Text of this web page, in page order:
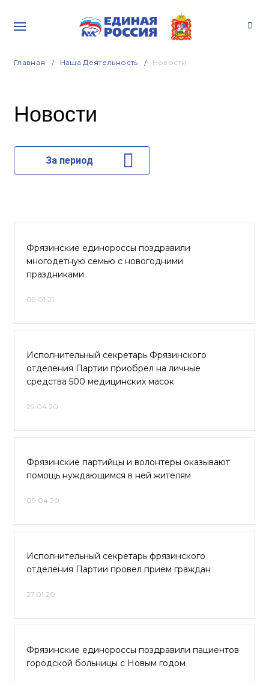
Главная Наша Деятельность Новости
Новости
За период
Фрязинские единороссы поздравили
многодетную семью с новогодними
праздниками
09.01.21
Исполнительный секретарь Фрязинского
отделения Партии приобрел на личные
средства 500 медицинских масок
29.04.20
Фрязинские партийцы и волонтеры оказывают
помощь нуждающимся в ней жителям
09.04.20
Исполнительный секретарь фрязинского
отделения Партии провел прием граждан
27.01.20
Фрязинские единороссы поздравили пациентов
городской больницы с Новым годом